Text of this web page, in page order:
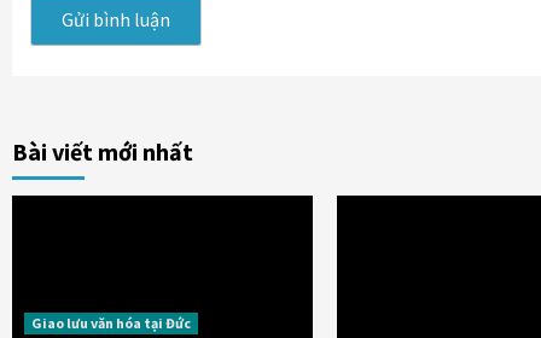
Bài viết mới nhất
Giao lưu văn hóa tại Đức